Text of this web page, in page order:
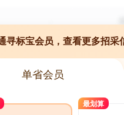
寻标宝会员，查看更多招采
单省会员
最划算